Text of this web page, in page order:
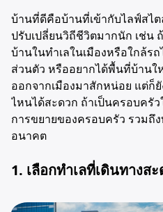
บ้านที่ดีคือบ้านที่เข้ากับไลฟ์สไต
ปรับเปลี่ยนวิถีชีวิตมากนัก เช่น
บ้านในทำเลในเมืองหรือใกล้ร
ส่วนตัว หรืออยากได้พื้นที่บ้านใ
ออกจากเมืองมาสักหน่อย แต่ก็
ไหนได้สะดวก ถ้าเป็นครอบครั
การขยายของครอบครัว รวมถึ
อนาคต
1. เลือกทำเลที่เดินทางส